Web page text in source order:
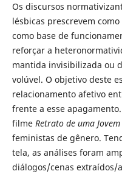
Os discursos
lésbicas prescrevem
como base de
reforçar a
mantida invisibilizada ou
volúvel. O objetivo deste
relacionamento afetivo
frente a esse
filme Retrato de uma
feministas de gênero.
tela, as análises foram
diálogos/cenas extraídos/